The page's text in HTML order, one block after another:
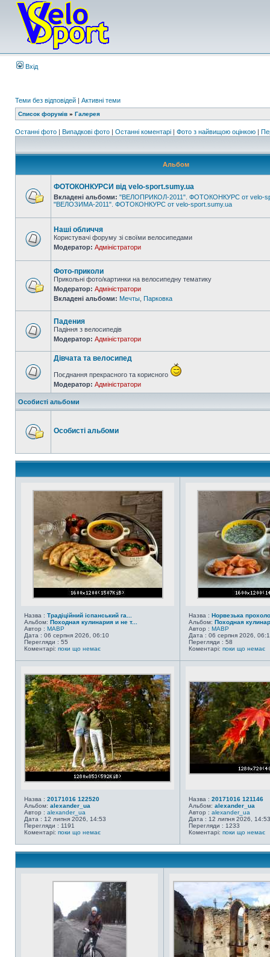
Вхід
Теми без відповідей | Активні теми
Список форумів » Галерея
Останні фото | Випадкові фото | Останні коментарі | Фото з найвищою оцінкою |
Альбом
ФОТОКОНКУРСИ від velo-sport.sumy.ua
Вкладені альбоми: "ВЕЛОПРИКОЛ-2011". ФОТОКОНКУРС от velo-
"ВЕЛОЗИМА-2011". ФОТОКОНКУРС от velo-sport.sumy.ua
Наші обличчя
Користувачі форуму зі своїми велосипедами
Модератор: Адміністратори
Фото-приколи
Прикольні фото/картинки на велосипедну тематику
Модератор: Адміністратори
Вкладені альбоми: Мечты Парковка
Падения
Падіння з велосипедів
Модератор: Адміністратори
Дівчата та велосипед
Поєднання прекрасного та корисного
Модератор: Адміністратори
Особисті альбоми
Особисті альбоми
Назва : Традіційний іспанський га...
Альбом: Походная кулинария и не т...
Автор : MABP
Дата : 06 серпня 2026, 06:10
Перегляди : 55
Коментарі: поки що немає
Назва : Норвезька
Альбом: Походная
Автор : MABP
Дата : 06 серпня 2026,
Перегляди : 58
Коментарі: поки що немає
Назва : 20171016 122520
Альбом: alexander_ua
Автор : alexander_ua
Дата : 12 липня 2026, 14:53
Перегляди : 1191
Коментарі: поки що немає
Назва : 20171016 121146
Альбом: alexander_ua
Автор : alexander_ua
Дата : 12 липня 2026, 14:53
Перегляди : 1233
Коментарі: поки що немає